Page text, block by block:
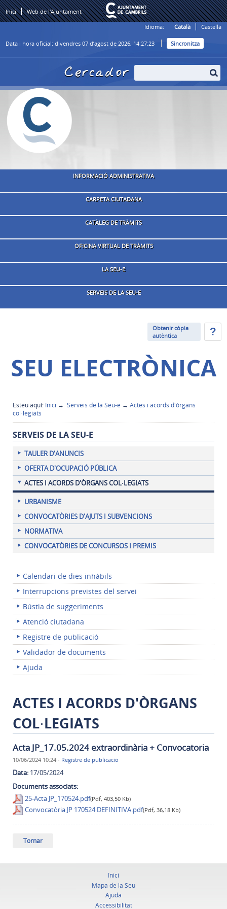
Inici
Web de l'Ajuntament
Idioma:
Català Castellà
Data i hora oficial: divendres 07 d’agost de 2026, 14:27:23 Sincronitza
Cercador
INFORMACIÓ ADMINISTRATIVA
CARPETA CIUTADANA
CATÀLEG DE TRÀMITS
OFICINA VIRTUAL DE TRÀMITS
LA SEU-E
SERVEIS DE LA SEU-E
Obtenir còpia
autèntica
SEU ELECTRÒNICA
Esteu aquí: Inici → Serveis de la Seu-e → Actes i acords d'òrgans
col·legiats
SERVEIS DE LA SEU-E
TAULER D'ANUNCIS
OFERTA D'OCUPACIÓ PÚBLICA
ACTES I ACORDS D'ÒRGANS COL·LEGIATS
URBANISME
CONVOCATÒRIES D'AJUTS I SUBVENCIONS
NORMATIVA
CONVOCATÒRIES DE CONCURSOS I PREMIS
Calendari de dies inhàbils
Interrupcions previstes del servei
Bústia de suggeriments
Atenció ciutadana
Registre de publicació
Validador de documents
Ajuda
ACTES I ACORDS D'ÒRGANS
COL·LEGIATS
Acta JP_17.05.2024 extraordinària + Convocatoria
10/06/2024 10:24 - Registre de publicació
Data: 17/05/2024
Documents associats:
25-Acta JP_170524.pdf(Pdf, 403,50 Kb)
Convocatòria JP 170524 DEFINITIVA.pdf(Pdf, 36,18 Kb)
Tornar
Inici
Mapa de la Seu
Ajuda
Accessibilitat